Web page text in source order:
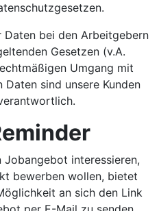
Daten bei den Arbeitgebern
Gesetzen (v.A.
Umgang mit
Daten sind unsere Kunden
Jobangebot interessieren,
bewerben wollen, bietet
an sich den Link